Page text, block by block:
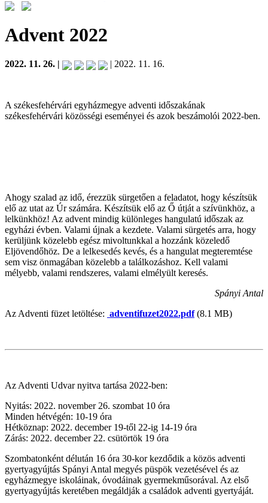
Advent 2022
2022. 11. 26. | | 2022. 11. 16.
A székesfehérvári egyházmegye adventi időszakának
székesfehérvári közösségi eseményei és azok beszámolói 2022-ben.
Ahogy szalad az idő, érezzük sürgetően a feladatot, hogy készítsük
elő az utat az Úr számára. Készítsük elő az Ő útját a szívünkhöz, a
lelkünkhöz! Az advent mindig különleges hangulatú időszak az
egyházi évben. Valami újnak a kezdete. Valami sürgetés arra, hogy
kerüljünk közelebb egész mivoltunkkal a hozzánk közeledő
Eljövendőhöz. De a lelkesedés kevés, és a hangulat megteremtése
sem visz önmagában közelebb a találkozáshoz. Kell valami
mélyebb, valami rendszeres, valami elmélyült keresés.
Spányi Antal
Az Adventi füzet letöltése: adventifuzet2022.pdf(8.1 MB)
Az Adventi Udvar nyitva tartása 2022-ben:
Nyitás: 2022. november 26. szombat 10 óra
Minden hétvégén: 10-19 óra
Hétköznap: 2022. december 19-től 22-ig 14-19 óra
Zárás: 2022. december 22. csütörtök 19 óra
Szombatonként délután 16 óra 30-kor kezdődik a közös adventi
gyertyagyújtás Spányi Antal megyés püspök vezetésével és az
egyházmegye iskoláinak, óvodáinak gyermekműsorával. Az első
gyertyagyújtás keretében megáldják a családok adventi gyertyáját.